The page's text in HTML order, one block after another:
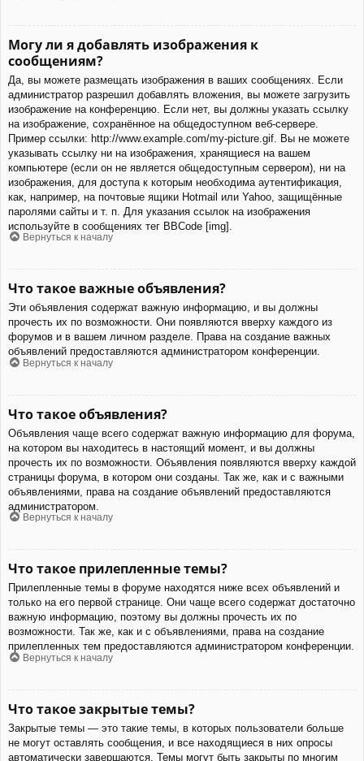
Могу ли я добавлять изображения к
сообщениям?
Да, вы можете размещать изображения в ваших сообщениях. Если
администратор разрешил добавлять вложения, вы можете загрузить
изображение на конференцию. Если нет, вы должны указать ссылку
на изображение, сохранённое на общедоступном веб-сервере.
Пример ссылки: http://www.example.com/my-picture.gif. Вы не можете
указывать ссылку ни на изображения, хранящиеся на вашем
компьютере (если он не является общедоступным сервером), ни на
изображения, для доступа к которым необходима аутентификация,
как, например, на почтовые ящики Hotmail или Yahoo, защищённые
паролями сайты и т. п. Для указания ссылок на изображения
используйте в сообщениях тег BBCode [img].
Вернуться к началу
Что такое важные объявления?
Эти объявления содержат важную информацию, и вы должны
прочесть их по возможности. Они появляются вверху каждого из
форумов и в вашем личном разделе. Права на создание важных
объявлений предоставляются администратором конференции.
Вернуться к началу
Что такое объявления?
Объявления чаще всего содержат важную информацию для форума,
на котором вы находитесь в настоящий момент, и вы должны
прочесть их по возможности. Объявления появляются вверху каждой
страницы форума, в котором они созданы. Так же, как и с важными
объявлениями, права на создание объявлений предоставляются
администратором.
Вернуться к началу
Что такое прилепленные темы?
Прилепленные темы в форуме находятся ниже всех объявлений и
только на его первой странице. Они чаще всего содержат достаточно
важную информацию, поэтому вы должны прочесть их по
возможности. Так же, как и с объявлениями, права на создание
прилепленных тем предоставляются администратором конференции.
Вернуться к началу
Что такое закрытые темы?
Закрытые темы — это такие темы, в которых пользователи больше
не могут оставлять сообщения, и все находящиеся в них опросы
автоматически завершаются. Темы могут быть закрыты по многим